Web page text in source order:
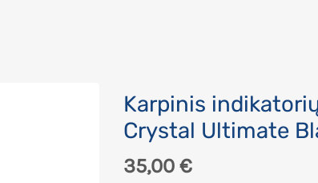
Karpinis
Crystal Ultimate
35,00 €